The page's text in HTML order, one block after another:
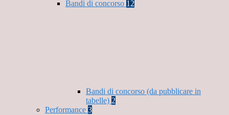
Bandi di concorso 12
Bandi di concorso (da pubblicare in
tabelle) 2
Performance 3